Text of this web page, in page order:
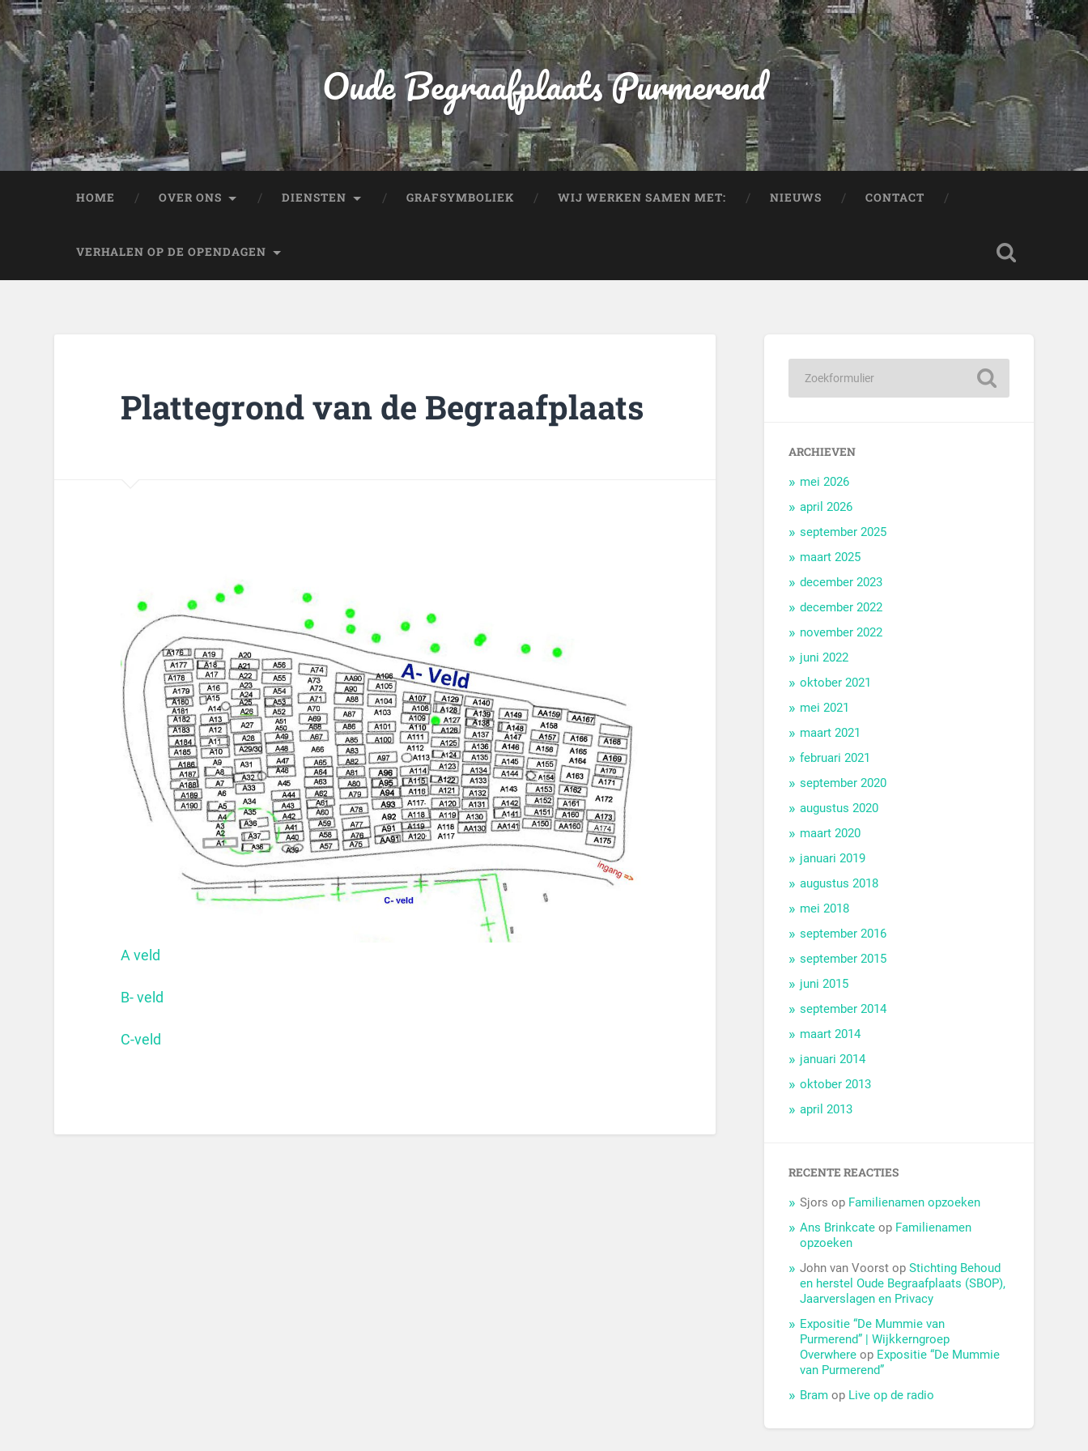
Oude Begraafplaats Purmerend
HOME OVER ONS DIENSTEN GRAFSYMBOLIEK WIJ WERKEN SAMEN MET: NIEUWS CONTACT
VERHALEN OP DE OPENDAGEN
Plattegrond van de Begraafplaats
A veld
B- veld
C-veld
ARCHIEVEN
mei 2026
april 2026
september 2025
maart 2025
december 2023
december 2022
november 2022
juni 2022
oktober 2021
mei 2021
maart 2021
februari 2021
september 2020
augustus 2020
maart 2020
januari 2019
augustus 2018
mei 2018
september 2016
september 2015
juni 2015
september 2014
maart 2014
januari 2014
oktober 2013
april 2013
RECENTE REACTIES
Sjors op Familienamen opzoeken
Ans Brinkcate op Familienamen
opzoeken
John van Voorst opStichting Behoud
en herstel Oude Begraafplaats (SBOP),
Jaarverslagen en Privacy
Expositie “De Mummie van
Purmerend” | Wijkkerngroep
Overwhere op Expositie “De Mummie
van Purmerend”
Bram op Live op de radio